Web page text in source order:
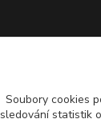
Soubory cookies
sledování statistik